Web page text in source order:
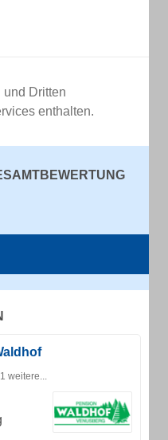
und Dritten
enthalten.
weitere...